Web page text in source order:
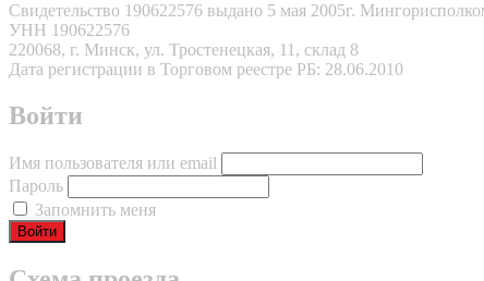
Свидетельство 190622576 выдано 5 мая 2005г.
УНН 190622576
220068, г. Минск, ул. Тростенецкая, 11, склад 8
Дата регистрации в Торговом реестре РБ: 28.06.2010
Войти
Имя пользователя или email
Пароль
Запомнить меня